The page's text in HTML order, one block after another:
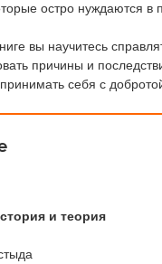
остро нуждаются в
вы научитесь
причины и
себя с
и теория